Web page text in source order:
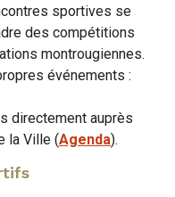
sportives se
des compétitions
montrougiennes.
événements :
directement auprès
la Ville (Agenda).